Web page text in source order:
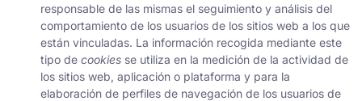
responsable de las mismas el seguimiento y análisis del
comportamiento de los usuarios de los sitios web a los que
están vinculadas. La información recogida mediante este
tipo de cookies se utiliza en la medición de la actividad de
los sitios web, aplicación o plataforma y para la
elaboración de perfiles de navegación de los usuarios de